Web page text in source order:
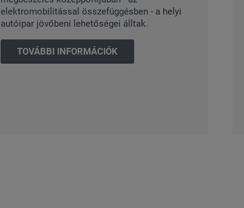
elektromobilitással összefüggésben - a helyi
autóipar jövőbeni lehetőségei álltak.
TOVÁBBI INFORMÁCIÓK